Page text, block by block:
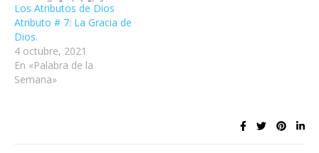
Los Atributos de Dios
Atributo # 7: La Gracia de
Dios.
4 octubre, 2021
En «Palabra de la
Semana»